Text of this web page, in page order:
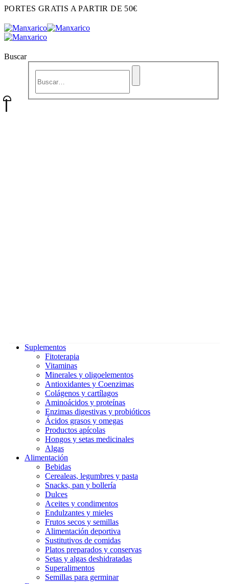
PORTES GRATIS A PARTIR DE 50€
Buscar
Suplementos
Fitoterapia
Vitaminas
Minerales y oligoelementos
Antioxidantes y Coenzimas
Colágenos y cartílagos
Aminoácidos y proteínas
Enzimas digestivas y probióticos
Ácidos grasos y omegas
Productos apícolas
Hongos y setas medicinales
Algas
Alimentación
Bebidas
Cerealeas, legumbres y pasta
Snacks, pan y bollería
Dulces
Aceites y condimentos
Endulzantes y mieles
Frutos secos y semillas
Alimentación deportiva
Sustitutivos de comidas
Platos preparados y conservas
Setas y algas deshidratadas
Superalimentos
Semillas para germinar